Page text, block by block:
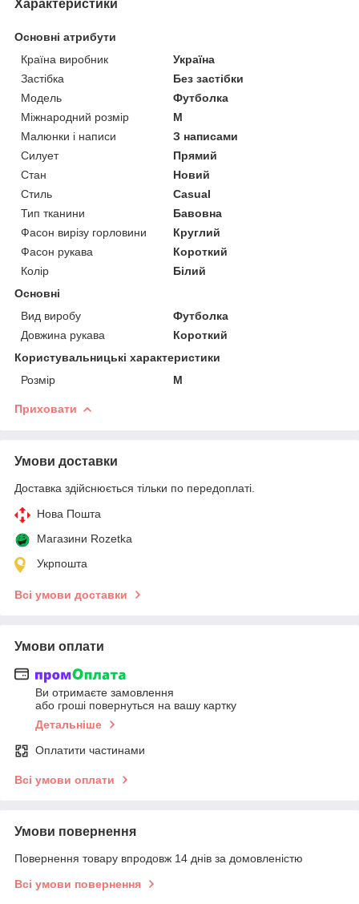
Характеристики
Основні атрибути
Країна виробник
Україна
Застібка
Без застібки
Модель
Футболка
Міжнародний розмір
M
Малюнки і написи
З написами
Силует
Прямий
Стан
Новий
Стиль
Casual
Тип тканини
Бавовна
Фасон вирізу горловини
Круглий
Фасон рукава
Короткий
Колір
Білий
Основні
Вид виробу
Футболка
Довжина рукава
Короткий
Користувальницькі характеристики
Розмір
M
Приховати
Умови доставки
Доставка здійснюється тільки по передоплаті.
Нова Пошта
Магазини Rozetka
Укрпошта
Всі умови доставки
Умови оплати
Ви отримаєте замовлення
або гроші повернуться на вашу картку
Детальніше
Оплатити частинами
Всі умови оплати
Умови повернення
Повернення товару впродовж 14 днів за домовленістю
Всі умови повернення